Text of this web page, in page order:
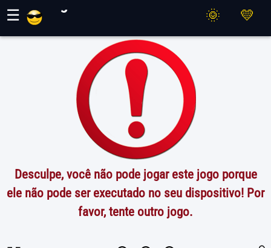
☰
Desculpe, você não pode jogar este jogo porque
ele não pode ser executado no seu dispositivo! Por
favor, tente outro jogo.